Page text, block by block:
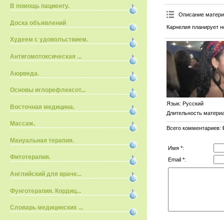
В помощь пациенту.
Доска объявлений
Худеем с удовольствием.
Антигомотоксическая ...
Аюрведа.
Основы иглорефлексот...
Восточная медицина.
Массаж.
Мануальная терапия.
Фитотерапия.
Английский для враче...
Фунготерапия. Кордиц...
Словарь медицинских ...
Описание
Карнелия планирует
Язык: Русский
Длительность
Всего комментариев:
Имя *:
Email *: